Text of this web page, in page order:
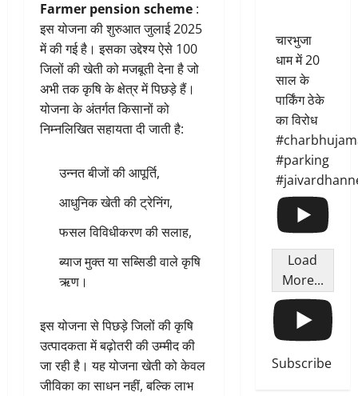
Farmer pension scheme :
इस योजना की शुरुआत जुलाई 2025
में की गई है। इसका उद्देश्य ऐसे 100
जिलों की खेती को मजबूती देना है जो
अभी तक कृषि के क्षेत्र में पिछड़े हैं।
योजना के अंतर्गत किसानों को
निम्नलिखित सहायता दी जाती है:
उन्नत बीजों की आपूर्ति,
आधुनिक खेती की ट्रेनिंग,
फसल विविधीकरण की सलाह,
ब्याज मुक्त या सब्सिडी वाले कृषि
ऋण।
इस योजना से पिछड़े जिलों की कृषि
उत्पादकता में बढ़ोतरी की उम्मीद की
जा रही है। यह योजना खेती को केवल
जीविका का साधन नहीं, बल्कि लाभ
चारभुजा
धाम में 20
साल के
पार्किंग ठेके
का विरोध
#parking
Load
More...
Subscribe